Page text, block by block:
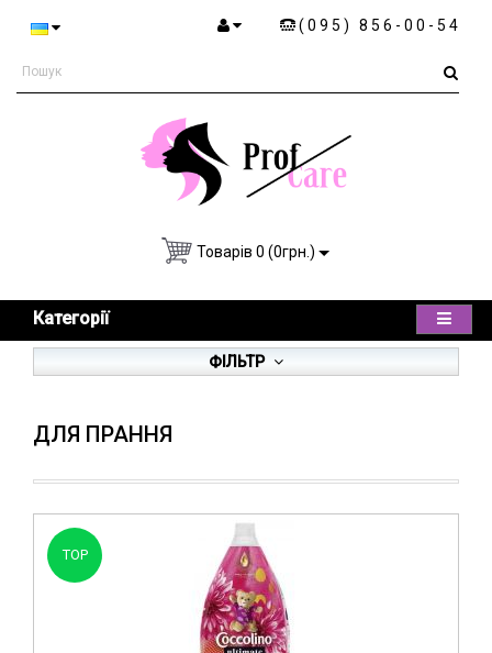
(095) 856-00-54
Товарів 0 (0грн.)
Категорії
ФІЛЬТР
ДЛЯ ПРАННЯ
TOP